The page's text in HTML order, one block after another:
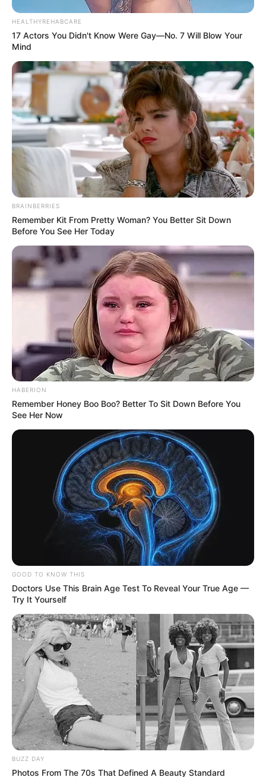
HEALTHYREHABCARE
17 Actors You Didn't Know Were Gay—No. 7 Will Blow Your
Mind
BRAINBERRIES
Remember Kit From Pretty Woman? You Better Sit Down
Before You See Her Today
HABERION
Remember Honey Boo Boo? Better To Sit Down Before You
See Her Now
GOOD TO KNOW THIS
Doctors Use This Brain Age Test To Reveal Your True Age —
Try It Yourself
BUZZ DAY
Photos From The 70s That Defined A Beauty Standard